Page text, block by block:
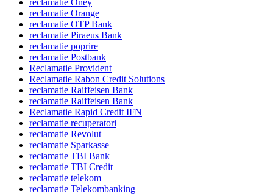
reclamatie Orange
reclamatie OTP Bank
reclamatie Piraeus Bank
reclamatie poprire
reclamatie Postbank
Reclamatie Provident
Reclamatie Rabon Credit Solutions
reclamatie Raiffeisen Bank
reclamatie Raiffeisen Bank
Reclamatie Rapid Credit IFN
reclamatie recuperatori
reclamatie Revolut
reclamatie Sparkasse
reclamatie TBI Bank
reclamatie TBI Credit
reclamatie telekom
reclamatie Telekombanking